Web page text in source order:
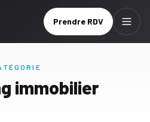
Prendre RDV
immobilier